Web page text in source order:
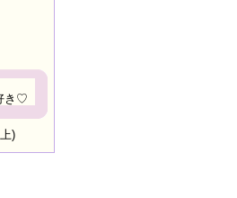
き♡
)